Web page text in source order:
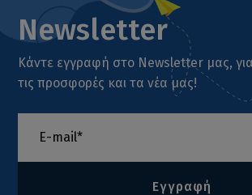
Newsletter
Κάντε εγγραφή στο Newsletter μας,
τις προσφορές και τα νέα μας!
Εγγραφή